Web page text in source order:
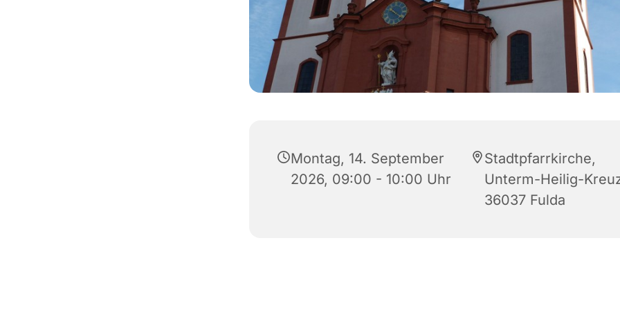
Montag, 14. September
2026, 09:00 - 10:00 Uhr
Stadtpfarrkirche,
Unterm-Heilig-
36037 Fulda